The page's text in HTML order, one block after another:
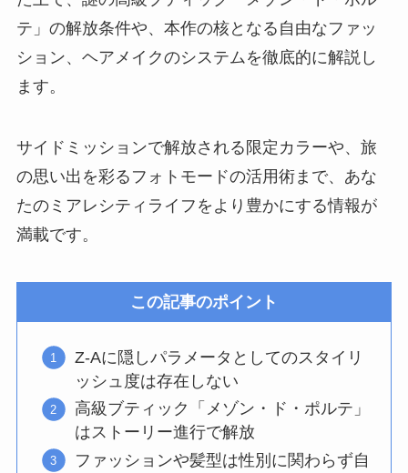
テ」の解放条件や、本作の核となる自由なファッ
ション、ヘアメイクのシステムを徹底的に解説し
ます。
サイドミッションで解放される限定カラーや、旅
の思い出を彩るフォトモードの活用術まで、あな
たのミアレシティライフをより豊かにする情報が
満載です。
この記事のポイント
Z-Aに隠しパラメータとしてのスタイリ
ッシュ度は存在しない
高級ブティック「メゾン・ド・ポルテ」
はストーリー進行で解放
ファッションや髪型は性別に関わらず自